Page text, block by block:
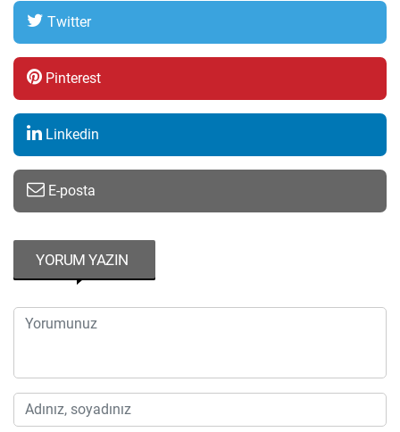
Twitter
Pinterest
Linkedin
E-posta
YORUM YAZIN